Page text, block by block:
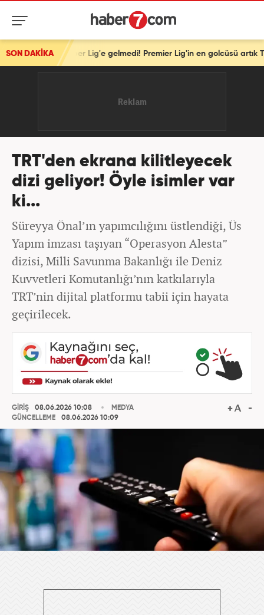
SON DAKİKA
Lig'e gelmedi! Premier Lig'in en golcüsü artık Trabzonspor'da
TRT'den ekrana kilitleyecek
dizi geliyor! Öyle isimler var
ki...
Süreyya Önal’ın yapımcılığını üstlendiği, Üs
Yapım imzası taşıyan “Operasyon Alesta”
dizisi, Milli Savunma Bakanlığı ile Deniz
Kuvvetleri Komutanlığı’nın katkılarıyla
TRT’nin dijital platformu tabii için hayata
geçirilecek.
GİRİŞ
08.06.2026 10:08
GÜNCELLEME
08.06.2026 10:09
MEDYA